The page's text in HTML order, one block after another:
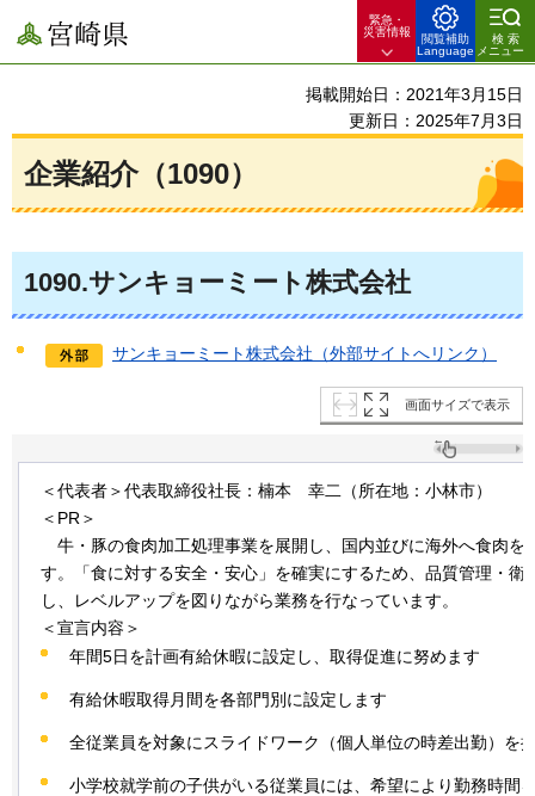
宮崎県
緊急・
災害情報
閲覧補助
Language
検索
メニュー
掲載開始日：2021年3月15日
更新日：2025年7月3日
企業紹介（1090）
1090.サンキョーミート株式会社
サンキョーミート株式会社（外部サイトへリンク）
画面サイズで表示
＜代表者＞代表取締役社長：楠本 幸二（所在地：小林市）
＜PR＞
牛・ 豚の食肉加工処理事業を展開し、国内並びに海外へ食肉を
す。「食に対する安全・安心」を確実にするため、品質管理・衛
し、レベルアップを図りながら業務を行なっています。
＜宣言内容＞
年間5日を計画有給休暇に設定し、取得促進に努めます
有給休暇取得月間を各部門別に設定します
全従業員を対象にスライドワーク（個人単位の時差出勤）を
小学校就学前の子供がいる従業員には、希望により勤務時間